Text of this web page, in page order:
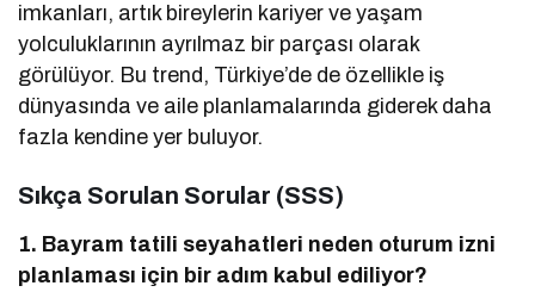
imkanları, artık bireylerin kariyer ve yaşam
yolculuklarının ayrılmaz bir parçası olarak
görülüyor. Bu trend, Türkiye’de de özellikle iş
dünyasında ve aile planlamalarında giderek daha
fazla kendine yer buluyor.
Sıkça Sorulan Sorular (SSS)
1. Bayram tatili seyahatleri neden oturum izni
planlaması için bir adım kabul ediliyor?